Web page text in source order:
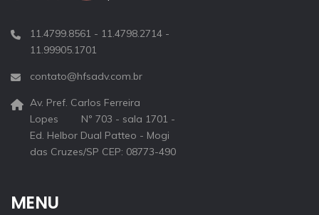
11.4799.8561 - 11.4798.2714 -
11.99905.1701
contato@hfsadv.com.br
Av. Pref. Carlos Ferreira
Lopes Nº 703 - sala 1701 -
Ed. Helbor Dual Patteo - Mogi
das Cruzes/SP CEP: 08773-490
MENU